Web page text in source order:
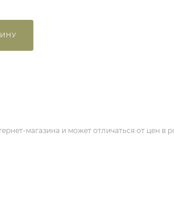
магазина и может отличаться от цен в